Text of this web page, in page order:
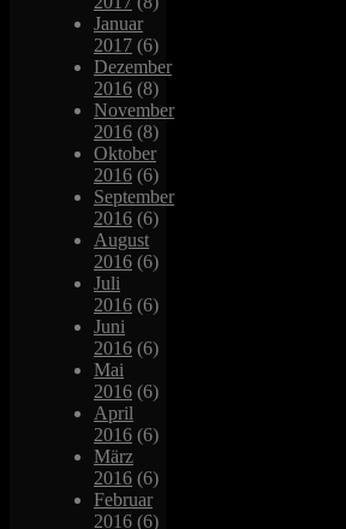
Januar
2017 (6)
Dezember
2016 (8)
November
2016 (8)
Oktober
2016 (6)
September
2016 (6)
August
2016 (6)
Juli
2016 (6)
Juni
2016 (6)
Mai
2016 (6)
April
2016 (6)
März
2016 (6)
Februar
2016 (6)